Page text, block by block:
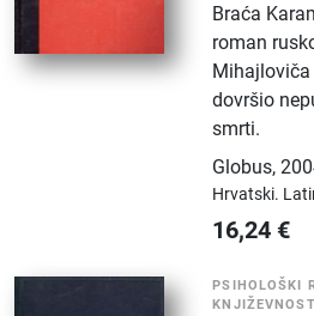
Braća
roman
Mihajloviča
dovršio
smrti.
Globus,
Hrvatski.
16,24 €
PSIHOLOŠKI
KNJIŽEVNOST